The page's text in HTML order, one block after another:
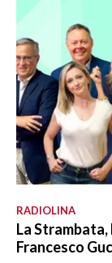
RADIOLINA
La
Francesco